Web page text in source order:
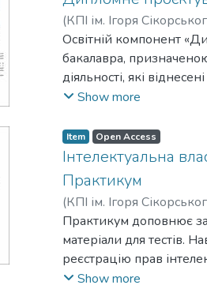
нормативними
міждисциплінарних
Матеріал для
(КПІ ім. Ігоря
Освітній компонент
бакалавра,
діяльності, які
виробничих функцій.
інженерною розробкою
вимогам завдання на
досягнень науки і
діагностики ступеня
вимогами стандарту
Розглянуті структура
Show more
Item Open Access
Інтелектуальна
Практикум
(КПІ ім. Ігоря
Марія Андріївна;
Михайлович
Практикум доповнює
матеріали для тестів.
реєстрацію прав
послідовність
Show more